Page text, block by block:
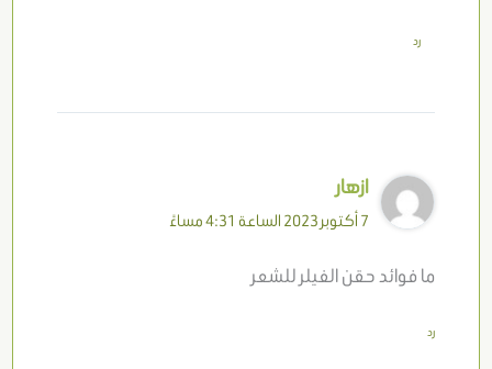
رد
ازهار
7 أكتوبر 2023 الساعة 4:31 مساءً
ما فوائد حقن الفيلر للشعر
رد